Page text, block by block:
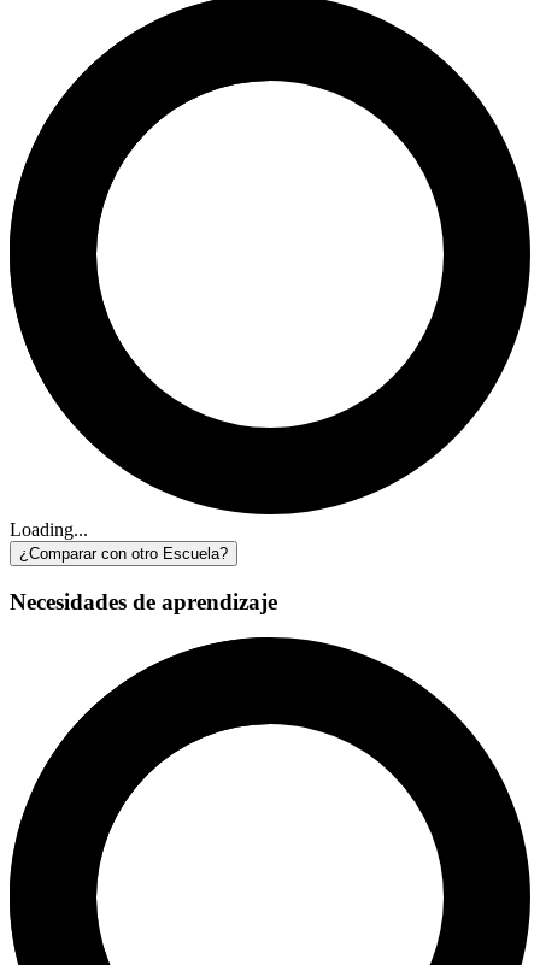
Loading...
¿Comparar con otro Escuela?
Necesidades de aprendizaje